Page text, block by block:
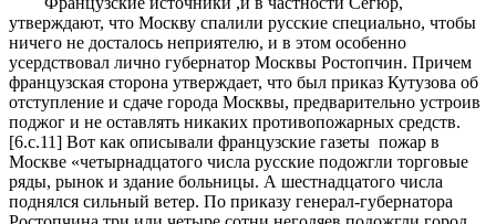
утверждают, что Москву спалили русские специально, чтобы
ничего не досталось неприятелю, и в этом особенно
усердствовал лично губернатор Москвы Ростопчин. Причем
французская сторона утверждает, что был приказ Кутузова об
отступление и сдаче города Москвы, предварительно устроив
поджог и не оставлять никаких противопожарных средств.
[6.с.11] Вот как описывали французские газеты пожар в
Москве «четырнадцатого числа русские подожгли торговые
ряды, рынок и здание больницы. А шестнадцатого числа
поднялся сильный ветер. По приказу генерал-губернатора